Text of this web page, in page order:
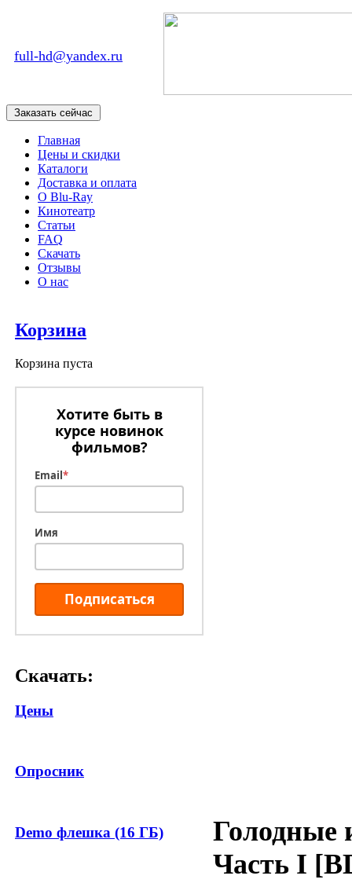
full-hd@yandex.ru
Главная
Цены и скидки
Каталоги
Доставка и оплата
О Blu-Ray
Кинотеатр
Статьи
FAQ
Скачать
Отзывы
О нас
Корзина
Корзина пуста
Хотите быть в
курсе новинок
фильмов?
Email*
Имя
Подписаться
Скачать:
Цены
Опросник
Demo флешка (16 ГБ)
Голодные
Часть I